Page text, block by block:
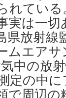
れている
実は一
県放射線
ムエア
中の放
定の中
で周辺